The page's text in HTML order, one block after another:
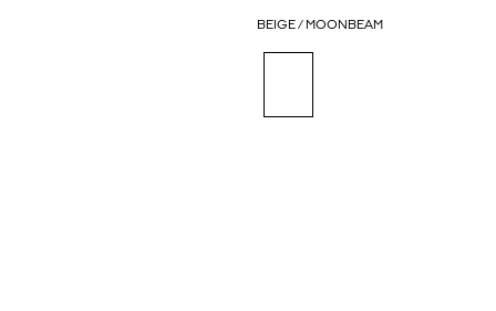
BEIGE / MOONBEAM